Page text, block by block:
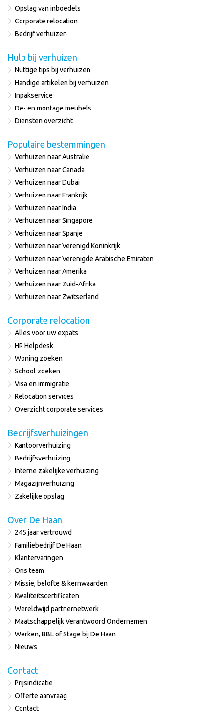
Opslag van inboedels
Corporate relocation
Bedrijf verhuizen
Hulp bij verhuizen
Nuttige tips bij verhuizen
Handige artikelen bij verhuizen
Inpakservice
De- en montage meubels
Diensten overzicht
Populaire bestemmingen
Verhuizen naar Australië
Verhuizen naar Canada
Verhuizen naar Dubai
Verhuizen naar Frankrijk
Verhuizen naar India
Verhuizen naar Singapore
Verhuizen naar Spanje
Verhuizen naar Verenigd Koninkrijk
Verhuizen naar Verenigde Arabische Emiraten
Verhuizen naar Amerika
Verhuizen naar Zuid-Afrika
Verhuizen naar Zwitserland
Corporate relocation
Alles voor uw expats
HR Helpdesk
Woning zoeken
School zoeken
Visa en immigratie
Relocation services
Overzicht corporate services
Bedrijfsverhuizingen
Kantoorverhuizing
Bedrijfsverhuizing
Interne zakelijke verhuizing
Magazijnverhuizing
Zakelijke opslag
Over De Haan
245 jaar vertrouwd
Familiebedrijf De Haan
Klantervaringen
Ons team
Missie, belofte & kernwaarden
Kwaliteitscertificaten
Wereldwijd partnernetwerk
Maatschappelijk Verantwoord Ondernemen
Werken, BBL of Stage bij De Haan
Nieuws
Contact
Prijsindicatie
Offerte aanvraag
Contact